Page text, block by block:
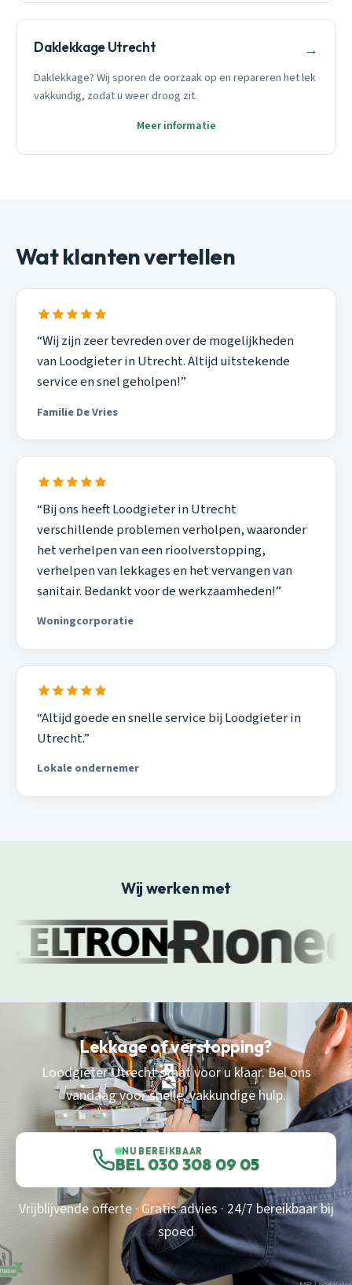
Daklekkage Utrecht →
Daklekkage? Wij sporen de oorzaak op en repareren het lek
vakkundig, zodat u weer droog zit.
Meer informatie
Wat klanten vertellen
“Wij zijn zeer tevreden over de mogelijkheden
van Loodgieter in Utrecht. Altijd uitstekende
service en snel geholpen!”
Familie De Vries
“Bij ons heeft Loodgieter in Utrecht
verschillende problemen verholpen, waaronder
het verhelpen van een rioolverstopping,
verhelpen van lekkages en het vervangen van
sanitair. Bedankt voor de werkzaamheden!”
Woningcorporatie
“Altijd goede en snelle service bij Loodgieter in
Utrecht.”
Lokale ondernemer
Wij werken met
Lekkage of verstopping?
Loodgieter Utrecht staat voor u klaar. Bel ons
vandaag voor snelle, vakkundige hulp.
NU BEREIKBAAR
BEL 030 308 09 05
Vrijblijvende offerte · Gratis advies · 24/7 bereikbaar bij
spoed